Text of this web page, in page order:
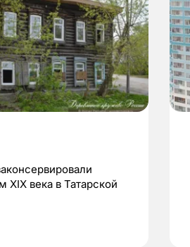
XIX века в Татарской